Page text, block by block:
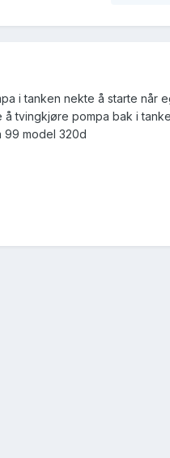
i tanken nekte å starte når
tvingkjøre pompa bak i
99 model 320d